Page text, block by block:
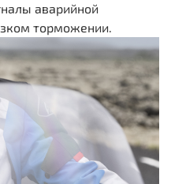
аварийной
торможении.